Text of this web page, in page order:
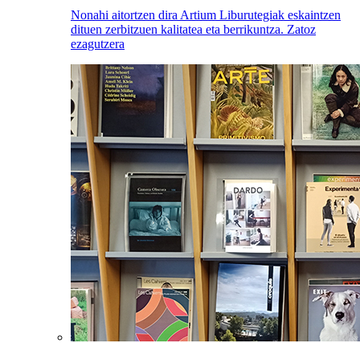
Nonahi aitortzen dira Artium Liburutegiak eskaintzen
dituen zerbitzuen kalitatea eta berrikuntza. Zatoz
ezagutzera